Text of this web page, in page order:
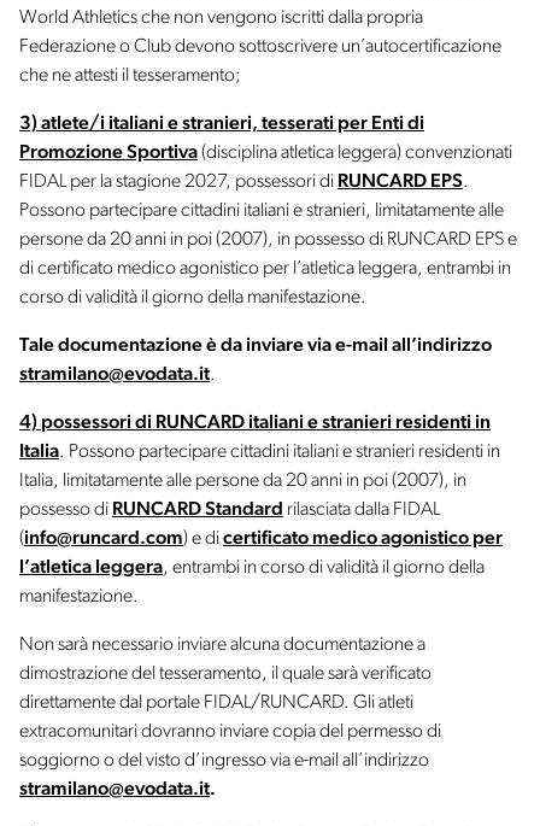
World Athletics che non vengono iscritti dalla propria
Federazione o Club devono sottoscrivere un’autocertificazione
che ne attesti il tesseramento;
3) atlete/i italiani e stranieri, tesserati per Enti di
Promozione Sportiva(disciplina atletica leggera)convenzionati
FIDAL per la stagione 2027, possessori di RUNCARD EPS.
Possono partecipare cittadini italiani e stranieri, limitatamente alle
persone da 20 anni in poi (2007), in possesso di RUNCARD EPS e
di certificato medico agonistico per l’atletica leggera, entrambi in
corso di validità il giorno della manifestazione.
Tale documentazione è da inviare via e-mail all’indirizzo
stramilano@evodata.it.
4) possessori di RUNCARD italiani e stranieri residenti in
Italia. Possono partecipare cittadini italiani e stranieri residenti in
Italia, limitatamente alle persone da 20 anni in poi (2007), in
possesso di RUNCARD Standard rilasciata dalla FIDAL
(info@runcard.com) e dicertificato medico agonistico per
l’atletica leggera, entrambi in corso di validità il giorno della
manifestazione.
Non sarà necessario inviare alcuna documentazione a
dimostrazione del tesseramento, il quale sarà verificato
direttamente dal portale FIDAL/RUNCARD. Gli atleti
extracomunitari dovranno inviare copia del permesso di
soggiorno o del visto d’ingresso via e-mail all’indirizzo
stramilano@evodata.it.